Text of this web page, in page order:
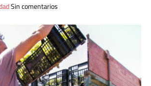
Sin comentarios